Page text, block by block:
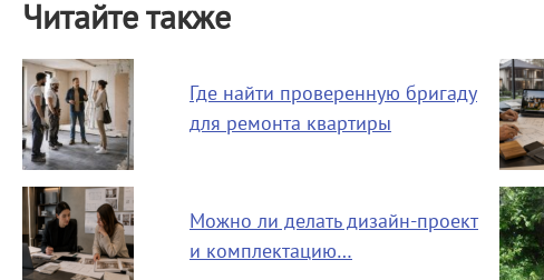
Читайте также
Где найти проверенную бригаду
для ремонта квартиры
Можно ли делать дизайн-проект
и комплектацию…